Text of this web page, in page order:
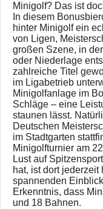
Minigolf? Das ist
In diesem
hinter Minigolf ein
von Ligen,
großen Szene, in
oder Niederlage
zahlreiche Titel
im Ligabetrieb
Minigolfanlage im
Schläge – eine
staunen lässt.
Deutschen
im Stadtgarten
Minigolfturnier am
Lust auf
hat, ist dort
spannenden
Erkenntnis, dass
und 18 Bahnen.